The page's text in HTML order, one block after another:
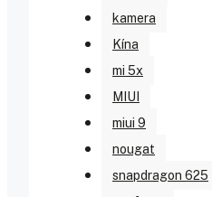
kamera
Kína
mi 5x
MIUI
miui 9
nougat
snapdragon 625